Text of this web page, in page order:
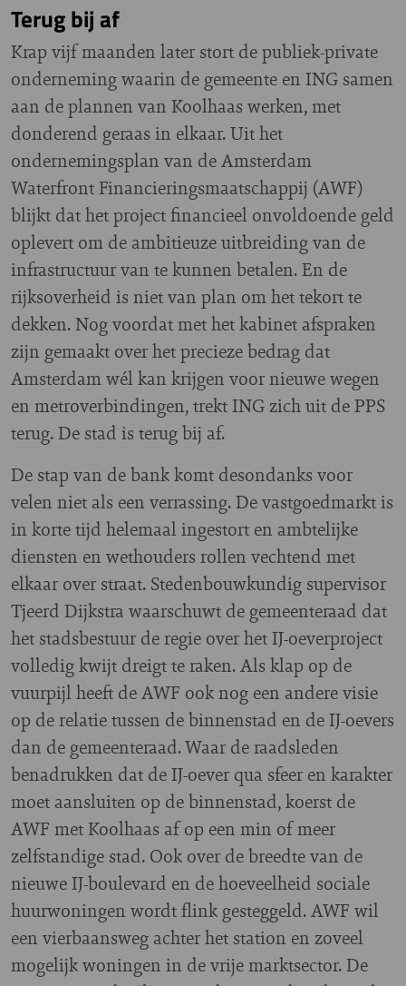
Terug bij af
Krap vijf maanden later stort de publiek-private
onderneming waarin de gemeente en ING samen
aan de plannen van Koolhaas werken, met
donderend geraas in elkaar. Uit het
ondernemingsplan van de Amsterdam
Waterfront Financieringsmaatschappij (AWF)
blijkt dat het project financieel onvoldoende geld
oplevert om de ambitieuze uitbreiding van de
infrastructuur van te kunnen betalen. En de
rijksoverheid is niet van plan om het tekort te
dekken. Nog voordat met het kabinet afspraken
zijn gemaakt over het precieze bedrag dat
Amsterdam wél kan krijgen voor nieuwe wegen
en metroverbindingen, trekt ING zich uit de PPS
terug. De stad is terug bij af.
De stap van de bank komt desondanks voor
velen niet als een verrassing. De vastgoedmarkt is
in korte tijd helemaal ingestort en ambtelijke
diensten en wethouders rollen vechtend met
elkaar over straat. Stedenbouwkundig supervisor
Tjeerd Dijkstra waarschuwt de gemeenteraad dat
het stadsbestuur de regie over het IJ-oeverproject
volledig kwijt dreigt te raken. Als klap op de
vuurpijl heeft de AWF ook nog een andere visie
op de relatie tussen de binnenstad en de IJ-oevers
dan de gemeenteraad. Waar de raadsleden
benadrukken dat de IJ-oever qua sfeer en karakter
moet aansluiten op de binnenstad, koerst de
AWF met Koolhaas af op een min of meer
zelfstandige stad. Ook over de breedte van de
nieuwe IJ-boulevard en de hoeveelheid sociale
huurwoningen wordt flink gesteggeld. AWF wil
een vierbaansweg achter het station en zoveel
mogelijk woningen in de vrije marktsector. De